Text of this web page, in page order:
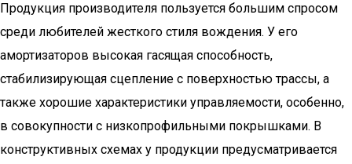
Продукция производителя пользуется большим спросом
среди любителей жесткого стиля вождения. У его
амортизаторов высокая гасящая способность,
стабилизирующая сцепление с поверхностью трассы, а
также хорошие характеристики управляемости, особенно,
в совокупности с низкопрофильными покрышками. В
конструктивных схемах у продукции предусматривается